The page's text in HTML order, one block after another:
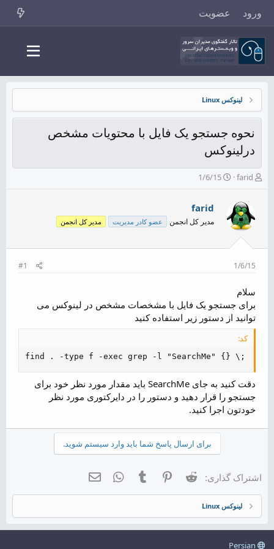
ورود عضویت
لینوکس Linux
نحوه جستجو یک فایل با محتویات مشخص
درلینوکس
ش
ر
ع
ک
ه
ض
و
ع
farid
ت
ا
1/6/15
farid
مدیر کل انجمن عضو کادر مدیریت مدیر کل انجمن
1/6/15
#1
سلام
برای جستجو یک فایل با مشخصات مشخص در لینوکس می
توانید از دستور زیر استفاده کنید
کد:
find . -type f -exec grep -l "SearchMe" {} \;
دقت کنید به جای SearchMe باید مقدار مورد نظر خود برای
جستجو را قرار دهید و دستور را در دایرکتوری مورد نظر
خودتون اجرا کنید.
برای ارسال پاسخ شما باید وارد سیستم شوید.
اشتراک گذاری: Reddit
Pinterest
Tumblr
WhatsApp
لینوکس Linux